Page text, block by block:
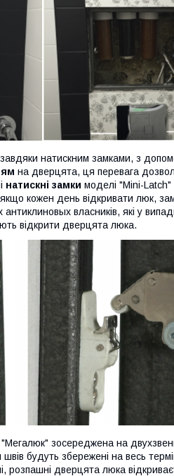
натискним замками, з
на дверцята, ця перевага
натискні замки моделі "Mini-Latch"
кожен день відкривати люк,
власників, які у
відкрити дверцята люка.
"Мегалюк" зосереджена на
будуть збережені на весь
розпашні дверцята люка